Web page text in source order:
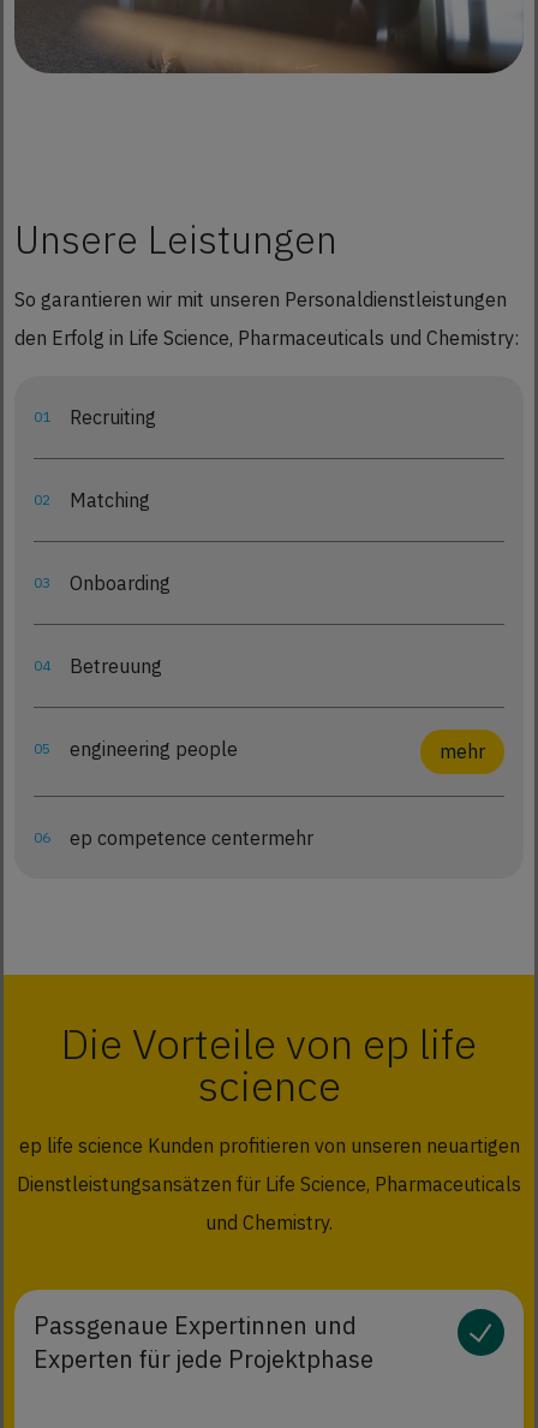
Unsere Leistungen
So garantieren wir mit unseren Personaldienstleistungen
den Erfolg in Life Science, Pharmaceuticals und Chemistry:
01 Recruiting
02 Matching
03 Onboarding
04 Betreuung
05 engineering people mehr
06 ep competence centermehr
Die Vorteile von ep life
science
ep life science Kunden profitieren von unseren neuartigen
Dienstleistungsansätzen für Life Science, Pharmaceuticals
und Chemistry.
Passgenaue Expertinnen und
Experten für jede Projektphase